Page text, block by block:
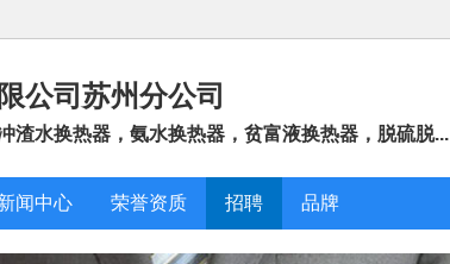
公司苏州分公司
渣水换热器，氨水换热器，贫富液换热器，脱硫脱...
闻中心 荣誉资质 招聘 品牌